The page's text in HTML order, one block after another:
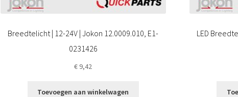
Breedtelicht | 12-24V | Jokon 12.0009.010, E1-
0231426
€ 9,42
Toevoegen aan winkelwagen
LED